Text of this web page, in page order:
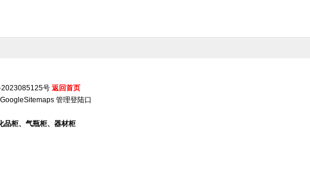
2023085125号 返回首页
GoogleSitemaps 管理登陆口
品柜、气瓶柜、器材柜